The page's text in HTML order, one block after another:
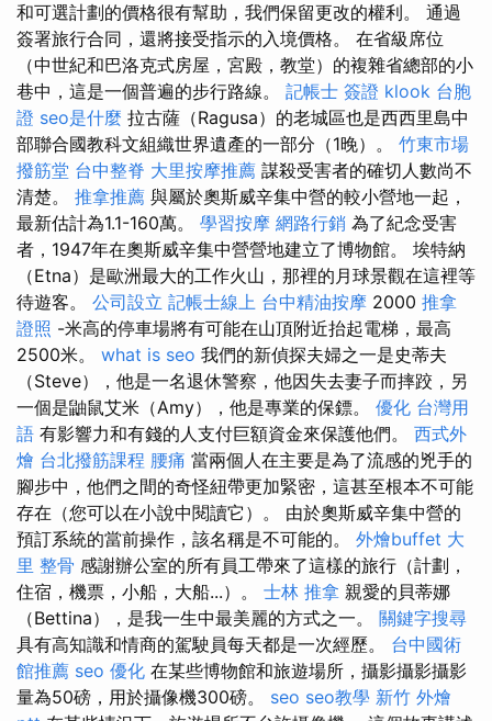
和可選計劃的價格很有幫助，我們保留更改的權利。 通過
簽署旅行合同，還將接受指示的入境價格。 在省級席位
（中世紀和巴洛克式房屋，宮殿，教堂）的複雜省總部的小
巷中，這是一個普遍的步行路線。 記帳士 簽證 klook 台胞
證 seo是什麼 拉古薩（Ragusa）的老城區也是西西里島中
部聯合國教科文組織世界遺產的一部分（1晚）。 竹東市場
撥筋堂 台中整脊 大里按摩推薦 謀殺受害者的確切人數尚不
清楚。 推拿推薦 與屬於奧斯威辛集中營的較小營地一起，
最新估計為1.1-160萬。 學習按摩 網路行銷 為了紀念受害
者，1947年在奧斯威辛集中營營地建立了博物館。 埃特納
（Etna）是歐洲最大的工作火山，那裡的月球景觀在這裡等
待遊客。 公司設立 記帳士線上 台中精油按摩 2000 推拿
證照 -米高的停車場將有可能在山頂附近抬起電梯，最高
2500米。 what is seo 我們的新偵探夫婦之一是史蒂夫
（Steve），他是一名退休警察，他因失去妻子而摔跤，另
一個是鼬鼠艾米（Amy），他是專業的保鏢。 優化 台灣用
語 有影響力和有錢的人支付巨額資金來保護他們。 西式外
燴 台北撥筋課程 腰痛 當兩個人在主要是為了流感的兇手的
腳步中，他們之間的奇怪紐帶更加緊密，這甚至根本不可能
存在（您可以在小說中閱讀它）。 由於奧斯威辛集中營的
預訂系統的當前操作，該名稱是不可能的。 外燴buffet 大
里 整骨 感謝辦公室的所有員工帶來了這樣的旅行（計劃，
住宿，機票，小船，大船...）。 士林 推拿 親愛的貝蒂娜
（Bettina），是我一生中最美麗的方式之一。 關鍵字搜尋
具有高知識和情商的駕駛員每天都是一次經歷。 台中國術
館推薦 seo 優化 在某些博物館和旅遊場所，攝影攝影攝影
量為50磅，用於攝像機300磅。 seo seo教學 新竹 外燴